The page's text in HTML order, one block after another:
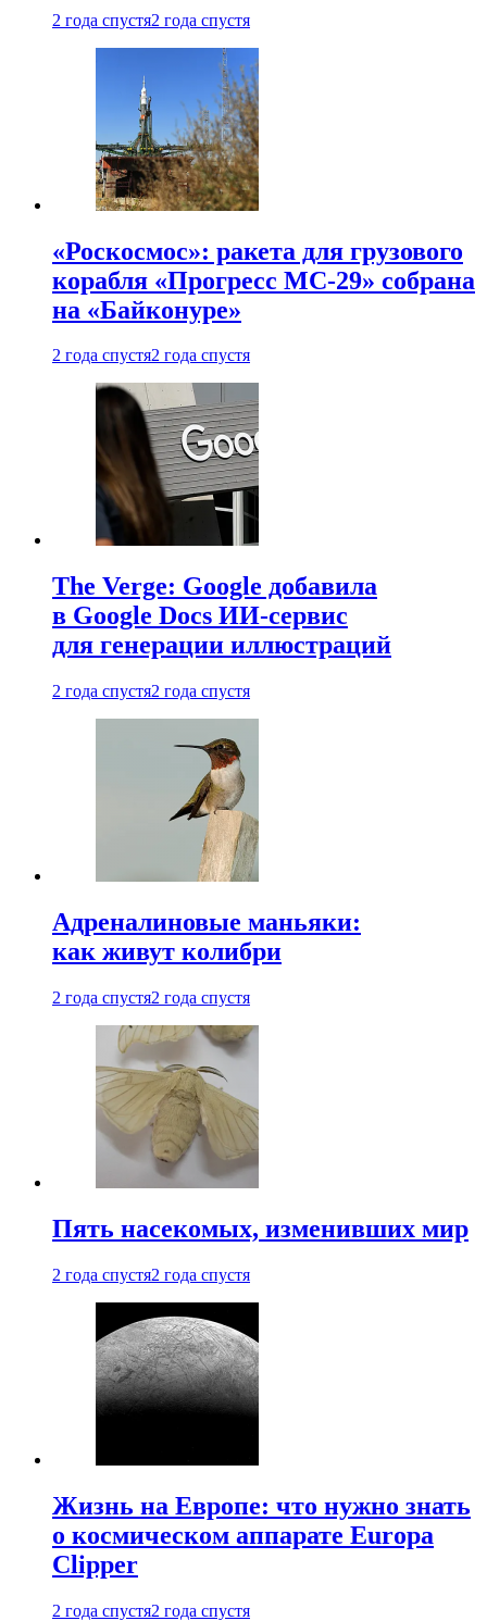
2 года спустя2 года спустя
«Роскосмос»: ракета для грузового
корабля «Прогресс МС-29» собрана
на «Байконуре»
2 года спустя2 года спустя
The Verge: Google добавила
в Google Docs ИИ-сервис
для генерации иллюстраций
2 года спустя2 года спустя
Адреналиновые маньяки:
как живут колибри
2 года спустя2 года спустя
Пять насекомых, изменивших мир
2 года спустя2 года спустя
Жизнь на Европе: что нужно знать
о космическом аппарате Europa
Clipper
2 года спустя2 года спустя